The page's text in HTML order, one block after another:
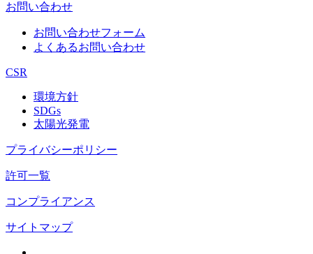
お問い合わせ
お問い合わせフォーム
よくあるお問い合わせ
CSR
環境方針
SDGs
太陽光発電
プライバシーポリシー
許可一覧
コンプライアンス
サイトマップ